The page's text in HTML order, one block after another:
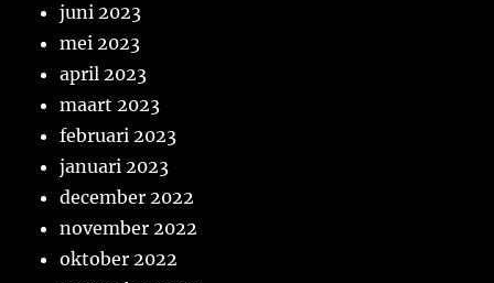
juni 2023
mei 2023
april 2023
maart 2023
februari 2023
januari 2023
december 2022
november 2022
oktober 2022